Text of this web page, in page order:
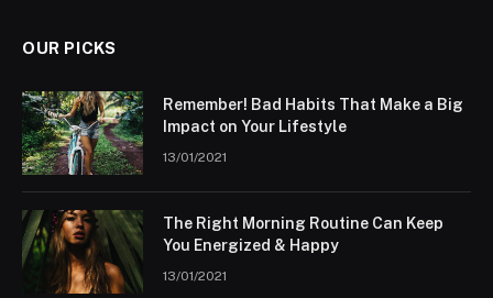
OUR PICKS
Remember! Bad Habits That Make a Big
Impact on Your Lifestyle
13/01/2021
The Right Morning Routine Can Keep
You Energized & Happy
13/01/2021